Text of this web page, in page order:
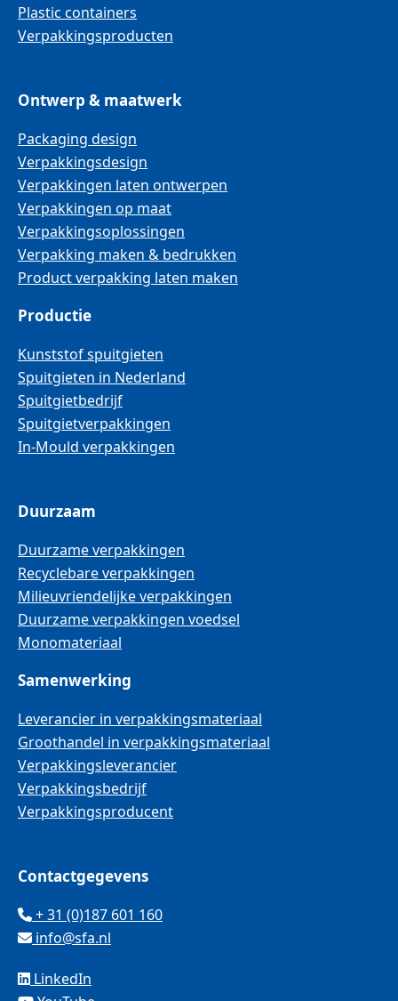
Plastic containers
Verpakkingsproducten
Ontwerp & maatwerk
Packaging design
Verpakkingsdesign
Verpakkingen laten ontwerpen
Verpakkingen op maat
Verpakkingsoplossingen
Verpakking maken & bedrukken
Product verpakking laten maken
Productie
Kunststof spuitgieten
Spuitgieten in Nederland
Spuitgietbedrijf
Spuitgietverpakkingen
In-Mould verpakkingen
Duurzaam
Duurzame verpakkingen
Recyclebare verpakkingen
Milieuvriendelijke verpakkingen
Duurzame verpakkingen voedsel
Monomateriaal
Samenwerking
Leverancier in verpakkingsmateriaal
Groothandel in verpakkingsmateriaal
Verpakkingsleverancier
Verpakkingsbedrijf
Verpakkingsproducent
Contactgegevens
+ 31 (0)187 601 160
info@sfa.nl
LinkedIn